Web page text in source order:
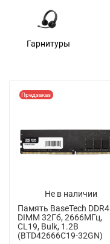
Гарнитуры
Не в наличии
Предзаказ
Память BaseTech DDR4
DIMM 32Гб, 2666МГц,
CL19, Bulk, 1.2В
(BTD42666C19-32GN)